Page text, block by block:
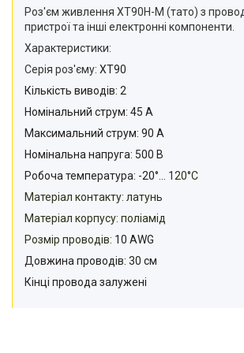
Роз'єм живлення XT90H-М (тато) з
пристрої та інші електронні компоненти.
Характеристики:
Серія роз'єму: XT90
Кількість виводів: 2
Номінальний струм: 45 А
Максимальний струм: 90 А
Номінальна напруга: 500 В
Робоча температура: -20°... 120°C
Матеріал контакту: латунь
Матеріал корпусу: поліамід
Розмір проводів: 10 AWG
Довжина проводів: 30 см
Кінці провода залужені